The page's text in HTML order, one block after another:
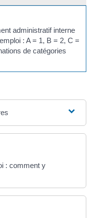
administratif interne
: A = 1, B = 2, C =
de catégories
: comment y